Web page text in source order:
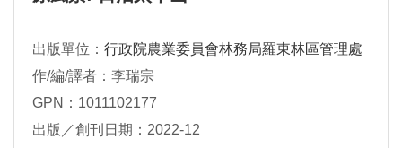
出版單位： 行政院農業委員會林務局羅東林區管理處
作/編/譯者：李瑞宗
GPN：1011102177
出版／創刊日期：2022-12